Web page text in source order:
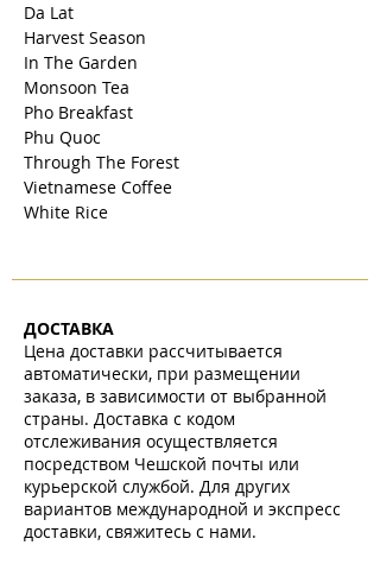
Da Lat
Harvest Season
In The Garden
Monsoon Tea
Pho Breakfast
Phu Quoc
Through The Forest
Vietnamese Coffee
White Rice
ДОСТАВКА
Цена доставки рассчитывается
автоматически, при размещении
заказа, в зависимости от выбранной
страны. Доставка с кодом
отслеживания осуществляется
посредством Чешской почты или
курьерской службой. Для других
вариантов международной и экспресс
доставки, свяжитесь с нами.